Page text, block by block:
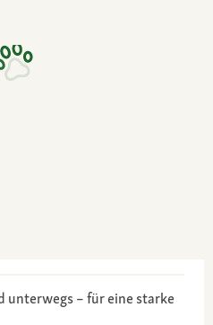
unterwegs – für eine starke